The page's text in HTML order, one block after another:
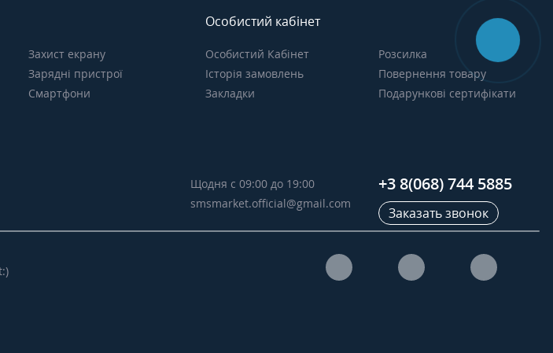
Захист екрану
Зарядні пристрої
Смартфони
Особистий кабінет
Особистий Кабінет
Історія замовлень
Закладки
Розсилка
Повернення товару
Подарункові сертифікати
Щодня с 09:00 до 19:00
smsmarket.official@gmail.com
+3 8(068) 744 5885
Заказать звонок